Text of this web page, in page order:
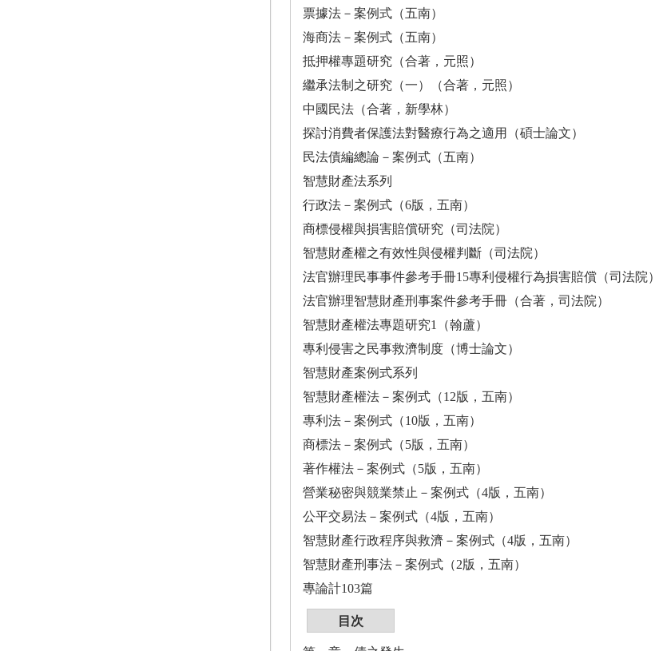
票據法－案例式（五南）
海商法－案例式（五南）
抵押權專題研究（合著，元照）
繼承法制之研究（一）（合著，元照）
中國民法（合著，新學林）
探討消費者保護法對醫療行為之適用（碩士論文）
民法債編總論－案例式（五南）
智慧財產法系列
行政法－案例式（6版，五南）
商標侵權與損害賠償研究（司法院）
智慧財產權之有效性與侵權判斷（司法院）
法官辦理民事事件參考手冊15專利侵權行為損害賠償（司法院）
法官辦理智慧財產刑事案件參考手冊（合著，司法院）
智慧財產權法專題研究1（翰蘆）
專利侵害之民事救濟制度（博士論文）
智慧財產案例式系列
智慧財產權法－案例式（12版，五南）
專利法－案例式（10版，五南）
商標法－案例式（5版，五南）
著作權法－案例式（5版，五南）
營業秘密與競業禁止－案例式（4版，五南）
公平交易法－案例式（4版，五南）
智慧財產行政程序與救濟－案例式（4版，五南）
智慧財產刑事法－案例式（2版，五南）
專論計103篇
目次